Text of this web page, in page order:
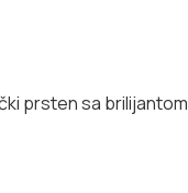
prsten sa brilijantom